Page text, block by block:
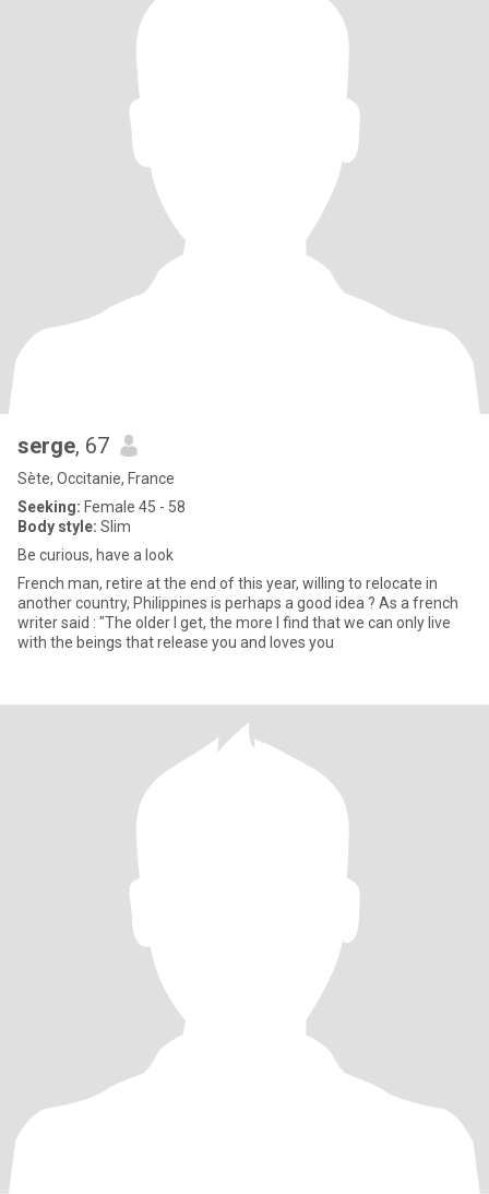
serge, 67
Sète, Occitanie, France
Seeking: Female 45 - 58
Body style: Slim
Be curious, have a look
French man, retire at the end of this year, willing to relocate in
another country, Philippines is perhaps a good idea ? As a french
writer said : "The older I get, the more I find that we can only live
with the beings that release you and loves you